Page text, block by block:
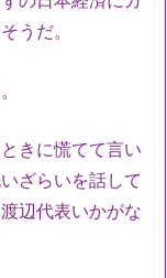
うだ。
きに慌てて言い
ざらいを話して
辺代表いかがな